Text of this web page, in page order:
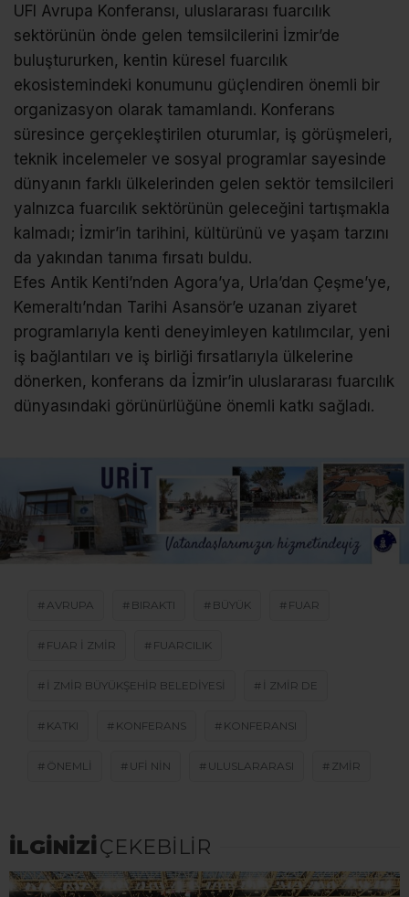
UFI Avrupa Konferansı, uluslararası fuarcılık
sektörünün önde gelen temsilcilerini İzmir’de
buluştururken, kentin küresel fuarcılık
ekosistemindeki konumunu güçlendiren önemli bir
organizasyon olarak tamamlandı. Konferans
süresince gerçekleştirilen oturumlar, iş görüşmeleri,
teknik incelemeler ve sosyal programlar sayesinde
dünyanın farklı ülkelerinden gelen sektör temsilcileri
yalnızca fuarcılık sektörünün geleceğini tartışmakla
kalmadı; İzmir’in tarihini, kültürünü ve yaşam tarzını
da yakından tanıma fırsatı buldu.
Efes Antik Kenti’nden Agora’ya, Urla’dan Çeşme’ye,
Kemeraltı’ndan Tarihi Asansör’e uzanan ziyaret
programlarıyla kenti deneyimleyen katılımcılar, yeni
iş bağlantıları ve iş birliği fırsatlarıyla ülkelerine
dönerken, konferans da İzmir’in uluslararası fuarcılık
dünyasındaki görünürlüğüne önemli katkı sağladı.
AVRUPA BIRAKTI BÜYÜK FUAR
FUAR I ZMIR FUARCILIK
I ZMIR BÜYÜKŞEHIR BELEDIYESI I ZMIR DE
KATKI KONFERANS KONFERANSI
ÖNEMLI UFI NIN ULUSLARARASI ZMIR
İLGİNİZİÇEKEBİLİR